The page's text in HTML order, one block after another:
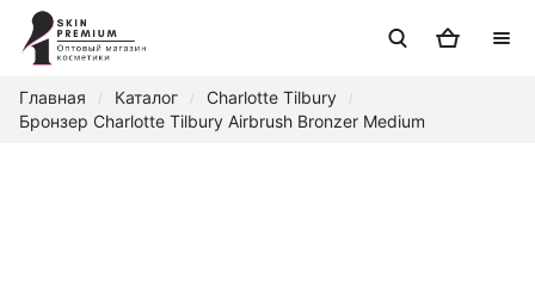
Главная / Каталог / Charlotte Tilbury /
Бронзер Charlotte Tilbury Airbrush Bronzer Medium